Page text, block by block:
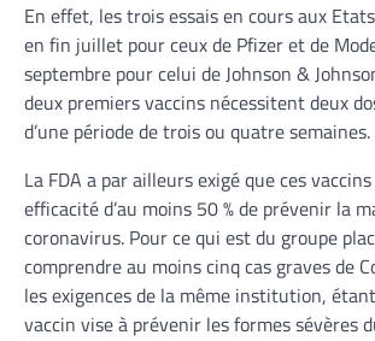
En effet, les trois essais en cours aux
en fin juillet pour ceux de Pfizer et de
septembre pour celui de Johnson &
deux premiers vaccins nécessitent deux
d’une période de trois ou quatre semaines.
La FDA a par ailleurs exigé que ces
efficacité d’au moins 50 % de prévenir la
coronavirus. Pour ce qui est du groupe
comprendre au moins cinq cas graves de
les exigences de la même institution,
vaccin vise à prévenir les formes sévères